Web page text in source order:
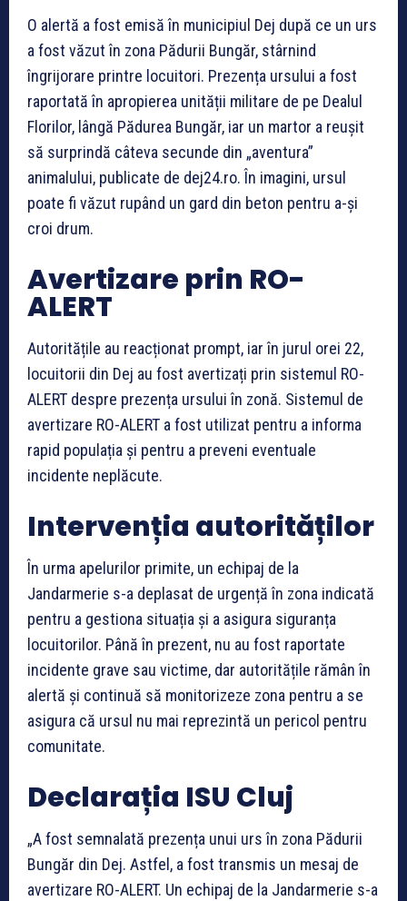
O alertă a fost emisă în municipiul Dej după ce un urs
a fost văzut în zona Pădurii Bungăr, stârnind
îngrijorare printre locuitori. Prezența ursului a fost
raportată în apropierea unității militare de pe Dealul
Florilor, lângă Pădurea Bungăr, iar un martor a reușit
să surprindă câteva secunde din „aventura”
animalului, publicate de dej24.ro. În imagini, ursul
poate fi văzut rupând un gard din beton pentru a-și
croi drum.
Avertizare prin RO-
ALERT
Autoritățile au reacționat prompt, iar în jurul orei 22,
locuitorii din Dej au fost avertizați prin sistemul RO-
ALERT despre prezența ursului în zonă. Sistemul de
avertizare RO-ALERT a fost utilizat pentru a informa
rapid populația și pentru a preveni eventuale
incidente neplăcute.
Intervenția autorităților
În urma apelurilor primite, un echipaj de la
Jandarmerie s-a deplasat de urgență în zona indicată
pentru a gestiona situația și a asigura siguranța
locuitorilor. Până în prezent, nu au fost raportate
incidente grave sau victime, dar autoritățile rămân în
alertă și continuă să monitorizeze zona pentru a se
asigura că ursul nu mai reprezintă un pericol pentru
comunitate.
Declarația ISU Cluj
„A fost semnalată prezența unui urs în zona Pădurii
Bungăr din Dej. Astfel, a fost transmis un mesaj de
avertizare RO-ALERT. Un echipaj de la Jandarmerie s-a